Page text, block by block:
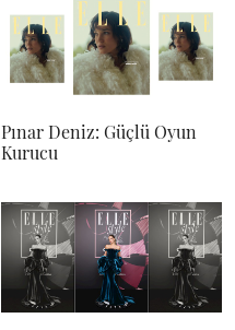
Pınar Deniz: Güçlü Oyun
Kurucu